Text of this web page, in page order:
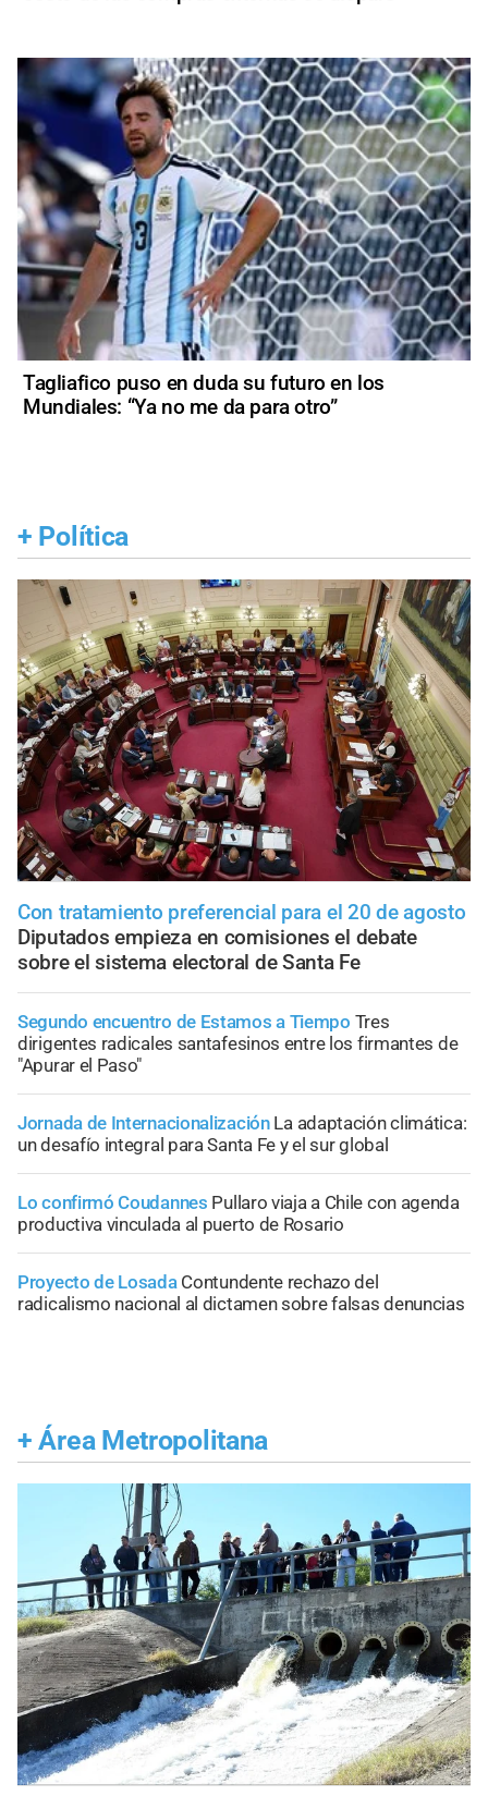
Tagliafico puso en duda su futuro en los
Mundiales: “Ya no me da para otro”
+ Política
Con tratamiento preferencial para el 20 de agosto
Diputados empieza en comisiones el debate
sobre el sistema electoral de Santa Fe
Segundo encuentro de Estamos a Tiempo Tres
dirigentes radicales santafesinos entre los firmantes de
"Apurar el Paso"
Jornada de Internacionalización La adaptación climática:
un desafío integral para Santa Fe y el sur global
Lo confirmó Coudannes Pullaro viaja a Chile con agenda
productiva vinculada al puerto de Rosario
Proyecto de Losada Contundente rechazo del
radicalismo nacional al dictamen sobre falsas denuncias
+ Área Metropolitana